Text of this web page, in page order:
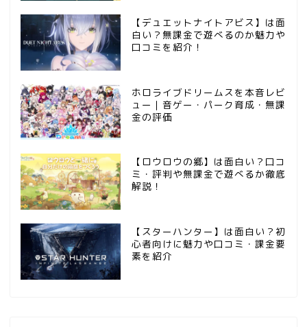
【デュエットナイトアビス】は面
白い？無課金で遊べるのか魅力や
口コミを紹介！
ホロライブドリームスを本音レビ
ュー｜音ゲー・パーク育成・無課
金の評価
【ロウロウの郷】は面白い？口コ
ミ・評判や無課金で遊べるか徹底
解説！
【スターハンター】は面白い？初
心者向けに魅力や口コミ・課金要
素を紹介